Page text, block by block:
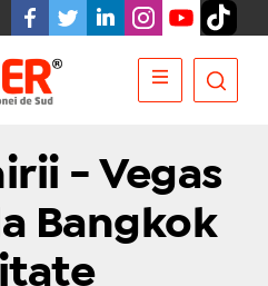
- Vegas
Bangkok